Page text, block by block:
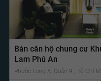
Bán căn hộ chung cư
Lam Phú An
Phước Long A, Quận 9 , Hồ Chí